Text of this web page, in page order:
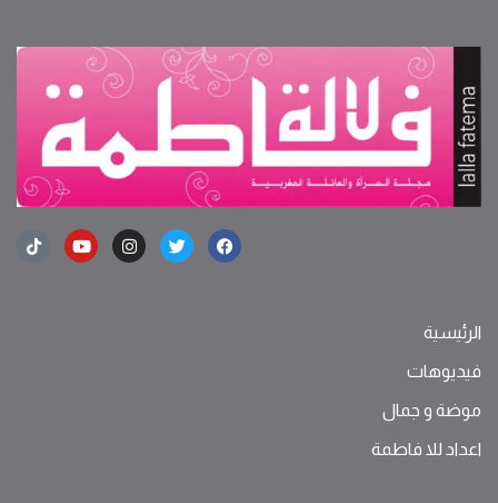
الرئيسية
فيديوهات
موضة ‫و‬ ‫‬‫جمال‬
اعداد للا فاطمة